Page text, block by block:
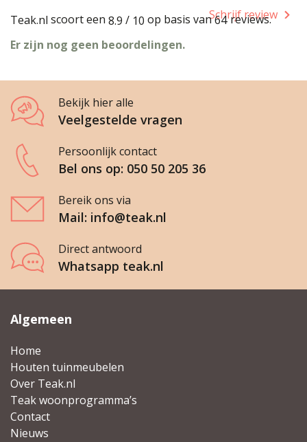
Schrijf review
Teak.nl scoort een 8.9 / 10 op basis van64 reviews.
Er zijn nog geen beoordelingen.
Bekijk hier alle
Veelgestelde vragen
Persoonlijk contact
Bel ons op: 050 50 205 36
Bereik ons via
Mail: info@teak.nl
Direct antwoord
Whatsapp teak.nl
Algemeen
Home
Houten tuinmeubelen
Over Teak.nl
Teak woonprogramma’s
Contact
Nieuws